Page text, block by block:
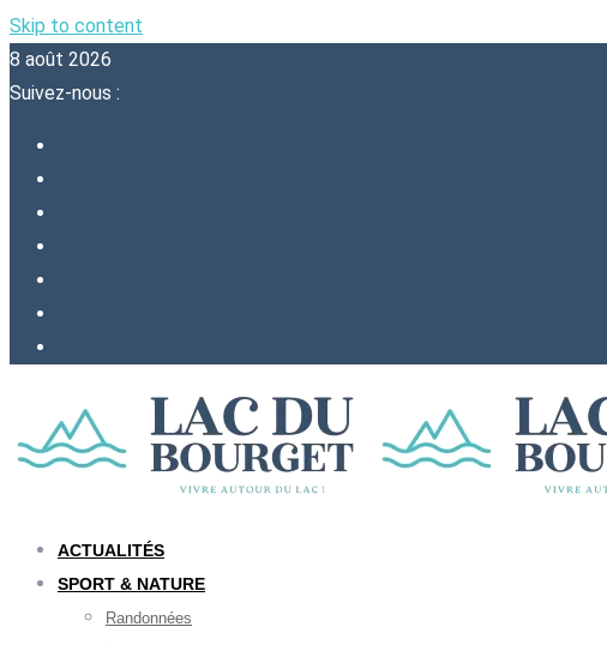
Skip to content
8 août 2026
Suivez-nous :
ACTUALITÉS
SPORT & NATURE
Randonnées